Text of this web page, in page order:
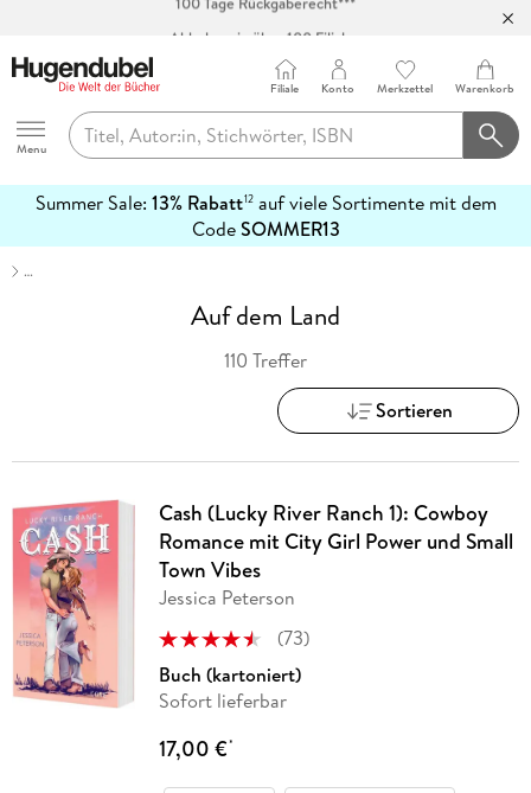
Abholung in über 100 Filialen
Hugendubel
Menu
Filiale Konto Merkzettel Warenkorb
Summer Sale: 13% Rabatt12auf viele Sortimente mit dem
CodeSOMMER13
erfahren
…
Auf dem Land
110 Treffer
Sortieren
Cash (Lucky River Ranch 1): Cowboy
Romance mit City Girl Power und Small
Town Vibes
Jessica Peterson
(73)
Buch (kartoniert)
Sofort lieferbar
17,00 €*